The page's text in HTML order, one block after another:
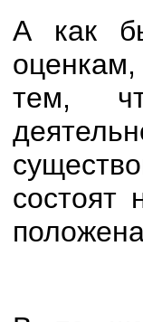
А как
тем,
состоят